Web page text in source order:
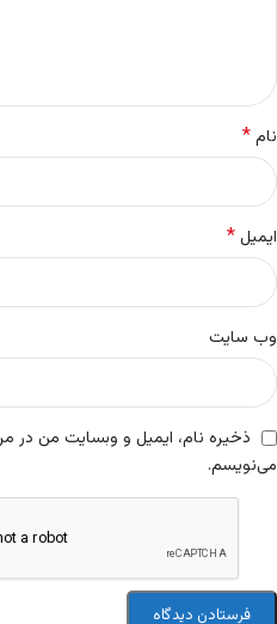
نام*
ایمیل*
وب‌ سایت
ذخیره نام، ایمیل و وبسایت من در
می‌نویسم.